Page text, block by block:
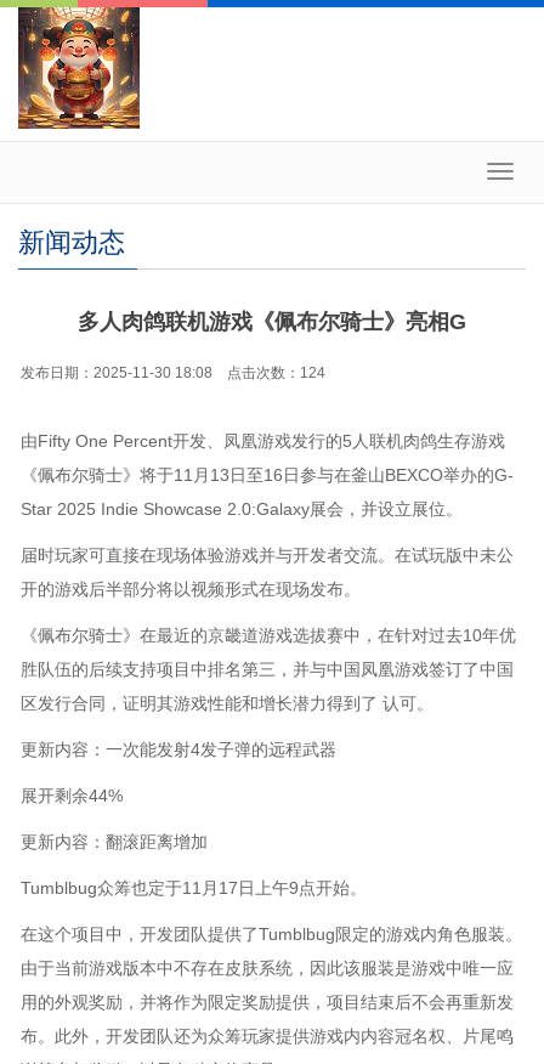
新闻动态
多人肉鸽联机游戏《佩布尔骑士》亮相G
发布日期：2025-11-30 18:08 点击次数：124
由Fifty One Percent开发、凤凰游戏发行的5人联机肉鸽生存游戏
《佩布尔骑士》将于11月13日至16日参与在釜山BEXCO举办的G-
Star 2025 Indie Showcase 2.0:Galaxy展会，并设立展位。
届时玩家可直接在现场体验游戏并与开发者交流。在试玩版中未公
开的游戏后半部分将以视频形式在现场发布。
《佩布尔骑士》在最近的京畿道游戏选拔赛中，在针对过去10年优
胜队伍的后续支持项目中排名第三，并与中国凤凰游戏签订了中国
区发行合同，证明其游戏性能和增长潜力得到了 认可。
更新内容：一次能发射4发子弹的远程武器
展开剩余44%
更新内容：翻滚距离增加
Tumblbug众筹也定于11月17日上午9点开始。
在这个项目中，开发团队提供了Tumblbug限定的游戏内角色服装。
由于当前游戏版本中不存在皮肤系统，因此该服装是游戏中唯一应
用的外观奖励，并将作为限定奖励提供，项目结束后不会再重新发
布。此外，开发团队还为众筹玩家提供游戏内内容冠名权、片尾鸣